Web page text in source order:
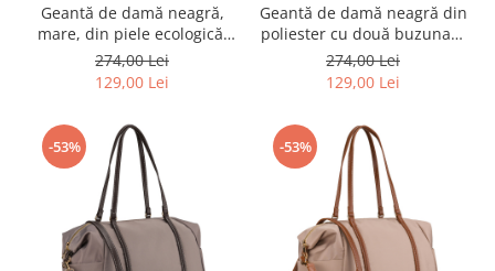
Geantă de damă neagră,
mare, din piele ecologică,
cu un singur compartiment
și fermoar - Peterson PTR-
PTN JK6-02-6536
274,00 Lei
129,00 Lei
Geantă de damă neagră din
poliester cu două buzunare
laterale - Peterson PTR-PTN
JK6-04-6598
274,00 Lei
129,00 Lei
-53% -53%